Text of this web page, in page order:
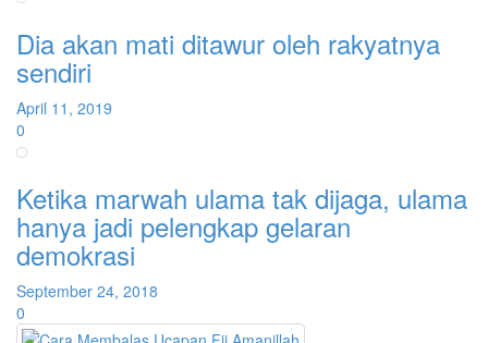
Dia akan mati ditawur oleh rakyatnya
sendiri
April 11, 2019
0
Ketika marwah ulama tak dijaga, ulama
hanya jadi pelengkap gelaran
demokrasi
September 24, 2018
0